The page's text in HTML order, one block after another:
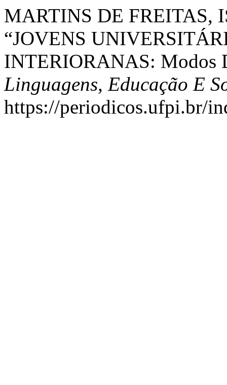
MARTINS DE FREITAS,
“JOVENS
INTERIORANAS: Modos
Linguagens, Educação E
https://periodicos.ufpi.br/